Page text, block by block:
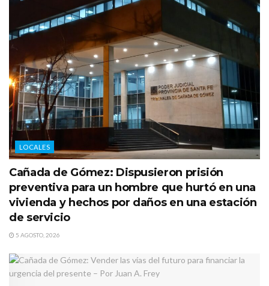
LOCALES
Cañada de Gómez: Dispusieron prisión
preventiva para un hombre que hurtó en una
vivienda y hechos por daños en una estación
de servicio
5 AGOSTO, 2026